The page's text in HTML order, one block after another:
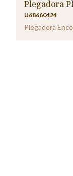
Plegadora
U68660424
Plegadora